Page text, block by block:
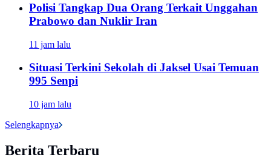
Polisi Tangkap Dua Orang Terkait Unggahan
Prabowo dan Nuklir Iran
11 jam lalu
Situasi Terkini Sekolah di Jaksel Usai Temuan
995 Senpi
10 jam lalu
Selengkapnya
Berita Terbaru